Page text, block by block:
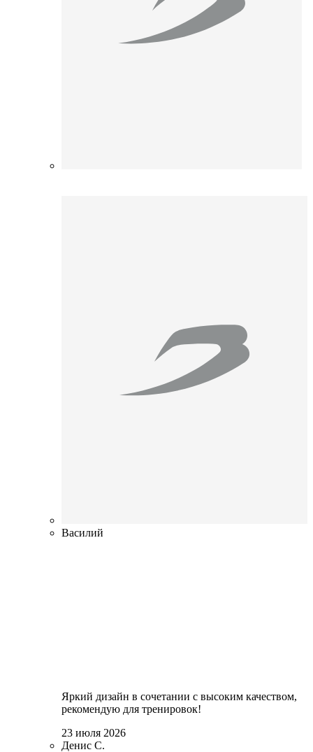
Василий
Яркий дизайн в сочетании с высоким качеством,
рекомендую для тренировок!
23 июля 2026
Денис С.